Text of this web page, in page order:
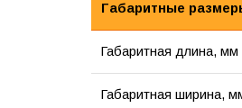
Габаритные
Габаритная длина, мм
Габаритная ширина,